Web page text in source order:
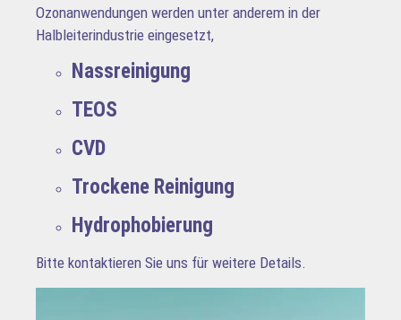
Ozonanwendungen werden unter anderem in der
Halbleiterindustrie eingesetzt,
Nassreinigung
TEOS
CVD
Trockene Reinigung
Hydrophobierung
Bitte kontaktieren Sie uns für weitere Details.